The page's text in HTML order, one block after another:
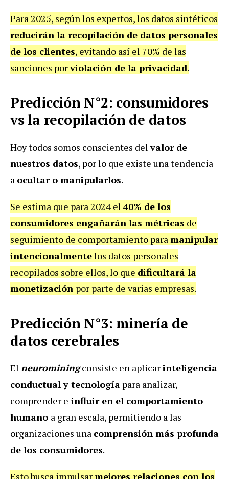
Para 2025, según los expertos, los datos sintéticos
reducirán la recopilación de datos personales
de los clientes, evitando así el 70% de las
sanciones porviolación de la privacidad.
Predicción N°2: consumidores
vs la recopilación de datos
Hoy todos somos conscientes delvalor de
nuestros datos, por lo que existe una tendencia
a ocultar o manipularlos.
Se estima que para 2024 el 40% de los
consumidores engañarán las métricas de
seguimiento de comportamiento paramanipular
intencionalmentelos datos personales
recopilados sobre ellos, lo que dificultará la
monetización por parte de varias empresas.
Predicción N°3: minería de
datos cerebrales
El neurominingconsiste en aplicarinteligencia
conductual y tecnología para analizar,
comprender e influir en el comportamiento
humano a gran escala, permitiendo a las
organizaciones una comprensión más profunda
de los consumidores.
Esto busca impulsarmejores relaciones con los